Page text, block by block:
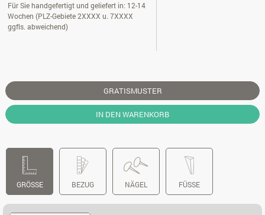
Für Sie handgefertigt und geliefert in: 12-14
Wochen (PLZ-Gebiete 2XXXX u. 7XXXX
ggfls. abweichend)
GRATISMUSTER
IN DEN WARENKORB
GRÖSSE BEZUG NÄGEL FÜSSE